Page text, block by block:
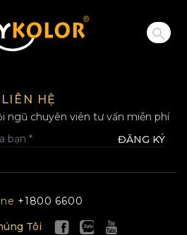
LIÊN HỆ
ngũ chuyên viên tư vấn miễn phí
ĐĂNG KÝ
+1800 6600
Tôi